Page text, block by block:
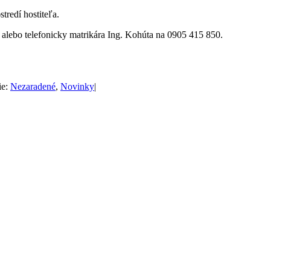
hostiteľa.
telefonicky matrikára Ing. Kohúta na 0905 415 850.
Nezaradené, Novinky|